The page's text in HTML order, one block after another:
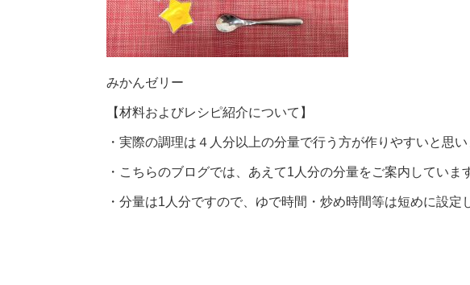
みかんゼリー
【材料およびレシピ紹介について】
・実際の調理は４人分以上の分量で行う方が作りやすいと思い
・こちらのブログでは、あえて1人分の分量をご案内していま
・分量は1人分ですので、ゆで時間・炒め時間等は短めに設定